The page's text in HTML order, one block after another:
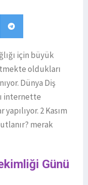
için büyük
oldukları
Dünya Diş
internette
2 Kasım
merak
Günü